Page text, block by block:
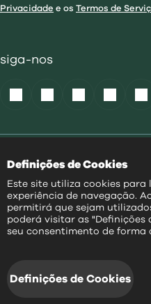
Definições de Cookies
Este site utiliza cookies para
experiência de navegação.
permitirá que sejam
poderá visitar as "Definições
seu consentimento de forma
Definições de Cookies
Privacidade e os Termos de
siga-nos
Política
Aviso